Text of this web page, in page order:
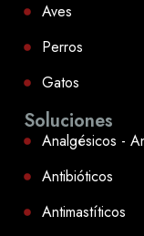
Soluciones
Analgésicos -
Antibióticos
Antimastíticos
Aves
Perros
Gatos